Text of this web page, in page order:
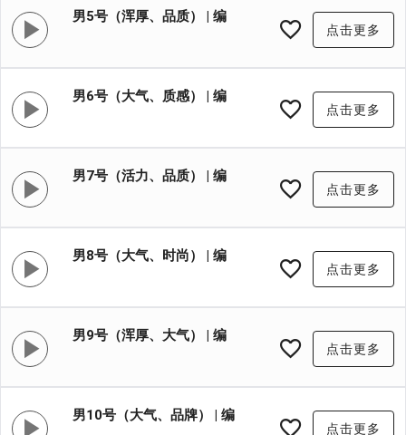
男5号（浑厚、品质） | 编
号:XYB005
点击更多
男6号（大气、质感） | 编
号:XYB006
点击更多
男7号（活力、品质） | 编
号:XYB007
点击更多
男8号（大气、时尚） | 编
号:XYB008
点击更多
男9号（浑厚、大气） | 编
号:XYB009
点击更多
男10号（大气、品牌） | 编
点击更多